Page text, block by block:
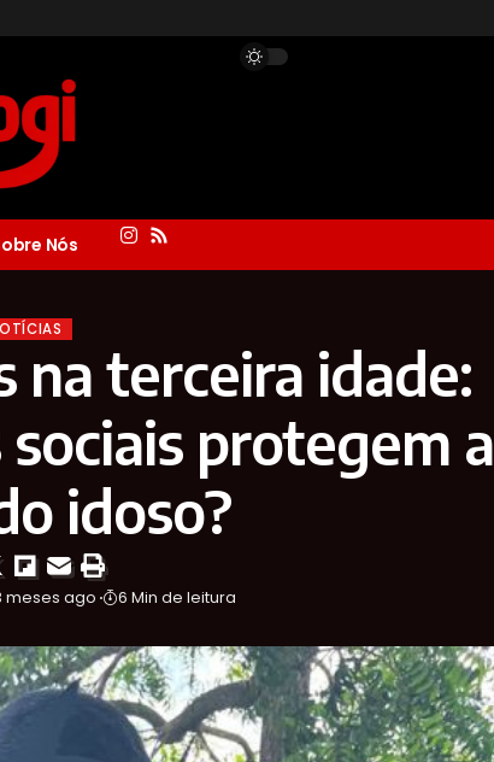
Nós
na terceira idade:
sociais protegem a
idoso?
meses ago 6 Min de leitura